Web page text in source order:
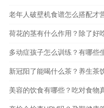
老年人破壁机食谱怎么搭配才
荷花的茎有什么作用？除了好
多动症孩子怎么训练？有哪些
新冠阳了能喝什么茶？养生茶
美容的饮食有哪些？吃对食物